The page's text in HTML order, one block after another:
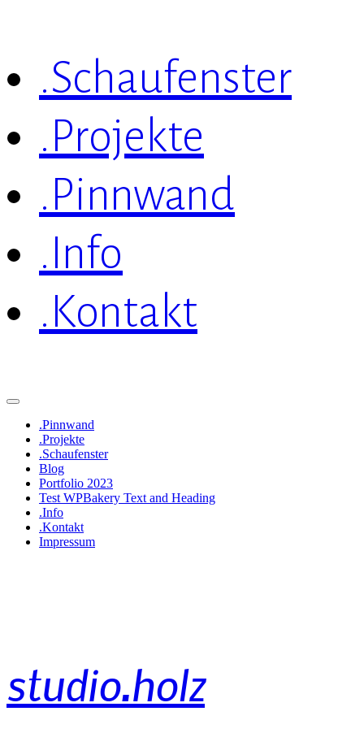
.Schaufenster
.Projekte
.Pinnwand
.Info
.Kontakt
.Pinnwand
.Projekte
.Schaufenster
Blog
Portfolio 2023
Test WPBakery Text and Heading
.Info
.Kontakt
Impressum
studio.holz